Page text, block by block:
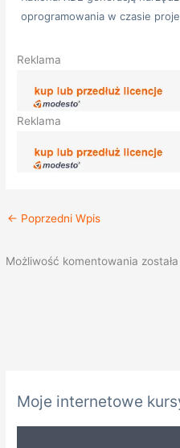
oprogramowania w czasie
Reklama
Reklama
← Poprzedni Wpis
Możliwość komentowania
Moje internetowe
a
t